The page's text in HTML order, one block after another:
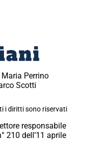
Perrino
Scotti
i diritti sono riservati
responsabile
210 dell’11 aprile